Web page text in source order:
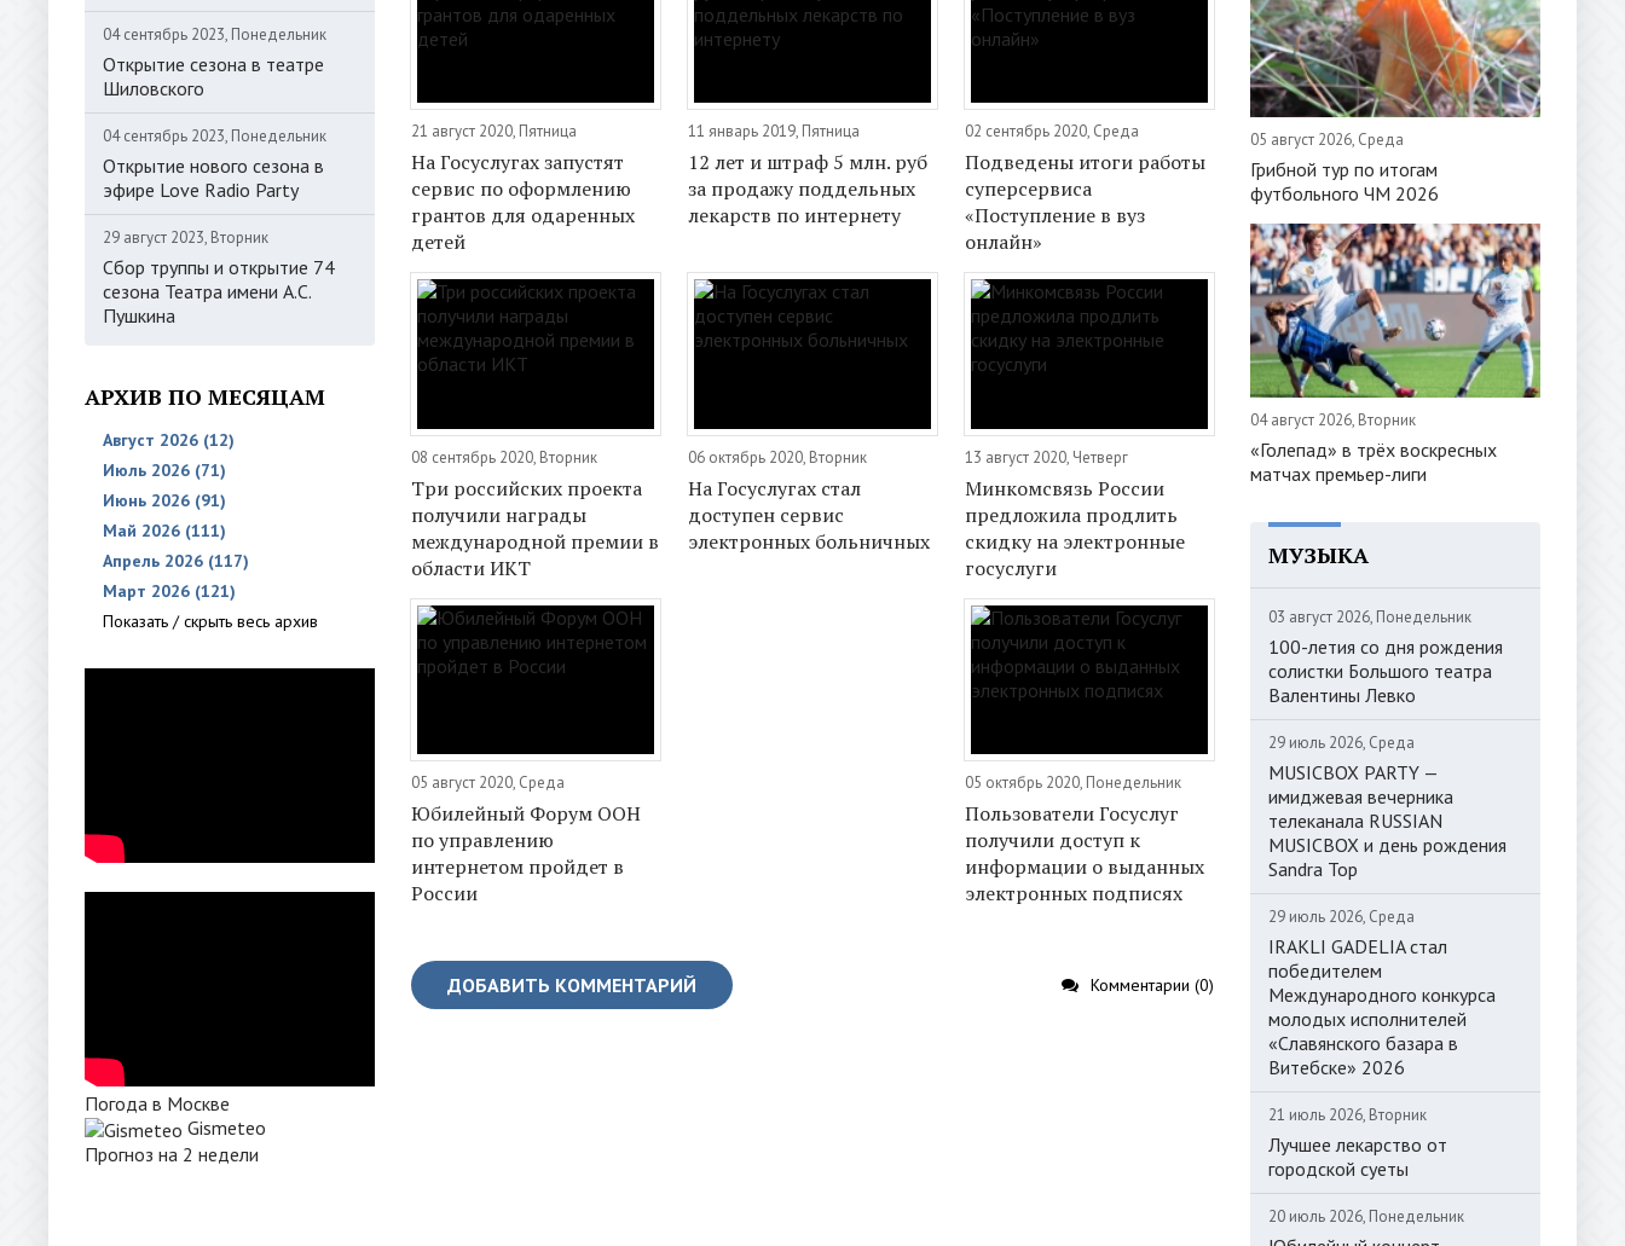
04 сентябрь 2023, Понедельник
Открытие сезона в театре
Шиловского
04 сентябрь 2023, Понедельник
Открытие нового сезона в
эфире Love Radio Party
29 август 2023, Вторник
Сбор труппы и открытие 74
сезона Театра имени А.С.
Пушкина
АРХИВ ПО МЕСЯЦАМ
Август 2026 (12)
Июль 2026 (71)
Июнь 2026 (91)
Май 2026 (111)
Апрель 2026 (117)
Март 2026 (121)
Показать / скрыть весь архив
Погода в Москве
Gismeteo
Прогноз на 2 недели
21 август 2020, Пятница
На Госуслугах запустят
сервис по оформлению
грантов для одаренных
детей
11 январь 2019, Пятница
12 лет и штраф 5 млн. руб
за продажу поддельных
лекарств по интернету
02 сентябрь 2020, Среда
Подведены итоги работы
суперсервиса
«Поступление в вуз
онлайн»
08 сентябрь 2020, Вторник
Три российских проекта
получили награды
международной премии в
области ИКТ
06 октябрь 2020, Вторник
На Госуслугах стал
доступен сервис
электронных больничных
13 август 2020, Четверг
Минкомсвязь России
предложила продлить
скидку на электронные
госуслуги
05 август 2020, Среда
Юбилейный Форум ООН
по управлению
интернетом пройдет в
России
05 октябрь 2020, Понедельник
Пользователи Госуслуг
получили доступ к
информации о выданных
электронных подписях
ДОБАВИТЬ КОММЕНТАРИЙ Комментарии (0)
05 август 2026, Среда
Грибной тур по итогам
футбольного ЧМ 2026
04 август 2026, Вторник
«Голепад» в трёх воскресных
матчах премьер-лиги
МУЗЫКА
03 август 2026, Понедельник
100-летия со дня рождения
солистки Большого театра
Валентины Левко
29 июль 2026, Среда
MUSICBOX PARTY —
имиджевая вечерника
телеканала RUSSIAN
MUSICBOX и день рождения
Sandra Top
29 июль 2026, Среда
IRAKLI GADELIA стал
победителем
Международного конкурса
молодых исполнителей
«Славянского базара в
Витебске» 2026
21 июль 2026, Вторник
Лучшее лекарство от
городской суеты
20 июль 2026, Понедельник